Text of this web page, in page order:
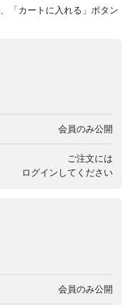
「カートに入れる」ボタン
会員のみ公開
ご注文には
ログイン してください
会員のみ公開